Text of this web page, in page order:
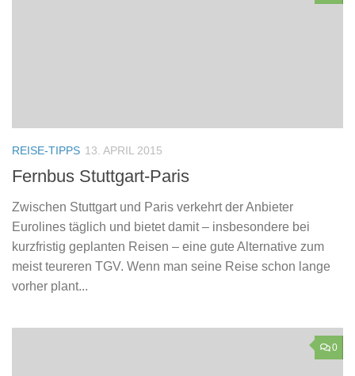
REISE-TIPPS 13. APRIL 2015
Fernbus Stuttgart-Paris
Zwischen Stuttgart und Paris verkehrt der Anbieter
Eurolines täglich und bietet damit – insbesondere bei
kurzfristig geplanten Reisen – eine gute Alternative zum
meist teureren TGV. Wenn man seine Reise schon lange
vorher plant...
0